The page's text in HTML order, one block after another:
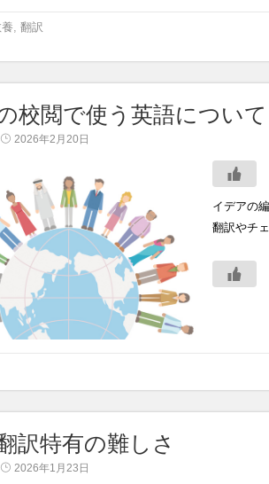
翻訳
校閲で使う英語について
2026年2月20日
イデアの
翻訳やチ
訳特有の難しさ
2026年1月23日